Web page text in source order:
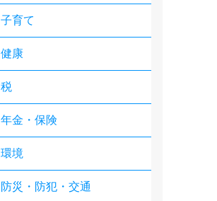
子育て
健康
税
年金・保険
環境
防災・防犯・交通